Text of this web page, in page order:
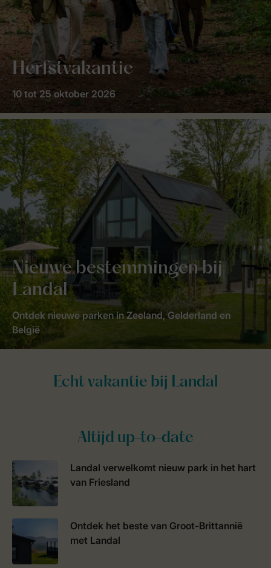
Herfstvakantie
10 tot 25 oktober 2026
Nieuwe bestemmingen bij
Landal
Ontdek nieuwe parken in Zeeland, Gelderland en
België
Altijd up-to-date
Landal verwelkomt nieuw park in het hart
van Friesland
Ontdek het beste van Groot-Brittannië
met Landal